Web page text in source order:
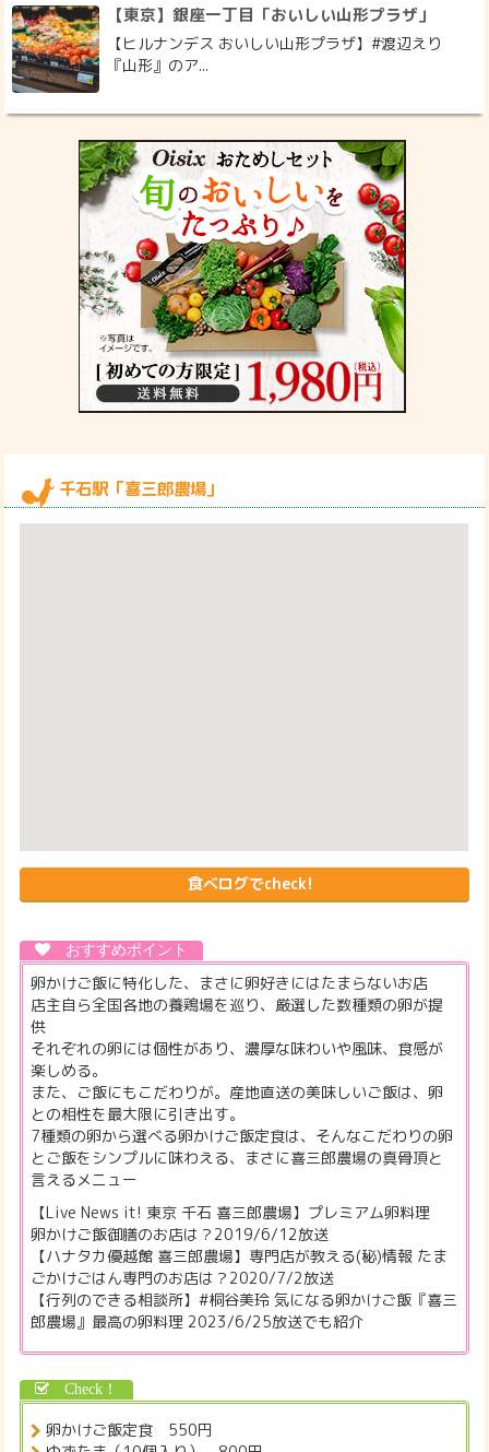
【東京】銀座一丁目「おいしい山形プラザ」
【ヒルナンデス おいしい山形プラザ】#渡辺えり
『山形』のア...
千石駅「喜三郎農場」
食べログでcheck!
卵かけご飯に特化した、まさに卵好きにはたまらないお店
店主自ら全国各地の養鶏場を巡り、厳選した数種類の卵が提
供
それぞれの卵には個性があり、濃厚な味わいや風味、食感が
楽しめる。
また、ご飯にもこだわりが。産地直送の美味しいご飯は、卵
との相性を最大限に引き出す。
7種類の卵から選べる卵かけご飯定食は、そんなこだわりの卵
とご飯をシンプルに味わえる、まさに喜三郎農場の真骨頂と
言えるメニュー
【Live News it! 東京 千石 喜三郎農場】プレミアム卵料理
卵かけご飯御膳のお店は？2019/6/12放送
【ハナタカ優越館 喜三郎農場】専門店が教える(秘)情報 たま
ごかけごはん専門のお店は？2020/7/2放送
【行列のできる相談所】#桐谷美玲 気になる卵かけご飯『喜三
郎農場』最高の卵料理 2023/6/25放送でも紹介
卵かけご飯定食 550円